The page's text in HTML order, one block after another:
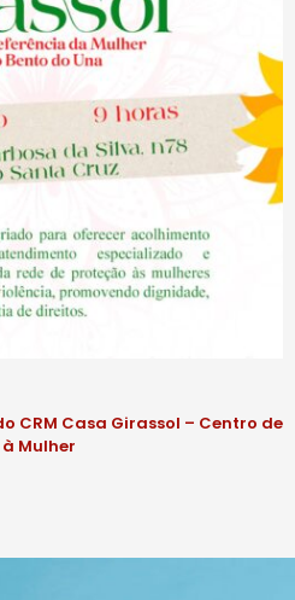
CRM Casa Girassol – Centro de
Mulher